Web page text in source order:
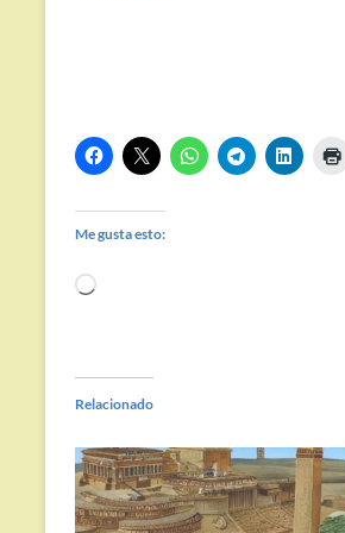
Me gusta esto:
Cargando...
Relacionado